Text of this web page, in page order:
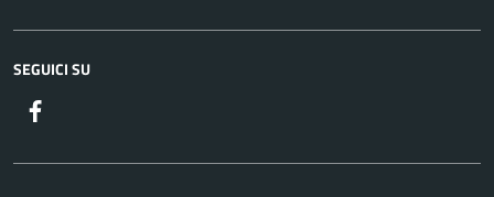
SEGUICI SU